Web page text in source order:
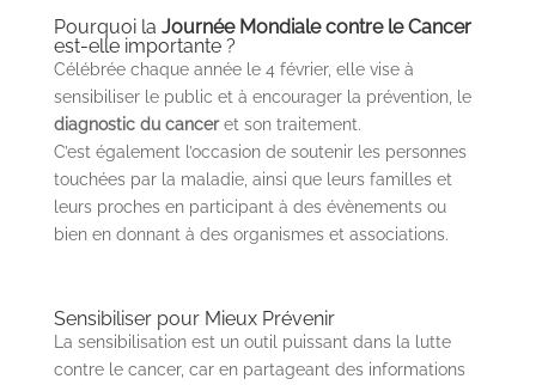
Pourquoi la Journée Mondiale contre le Cancer
est-elle importante ?
Célébrée chaque année le 4 février, elle vise à
sensibiliser le public et à encourager la prévention, le
diagnostic du canceret son traitement.
C’est également l’occasion de soutenir les personnes
touchées par la maladie, ainsi que leurs familles et
leurs proches en participant à des évènements ou
bien en donnant à des organismes et associations.
Sensibiliser pour Mieux Prévenir
La sensibilisation est un outil puissant dans la lutte
contre le cancer, car en partageant des informations